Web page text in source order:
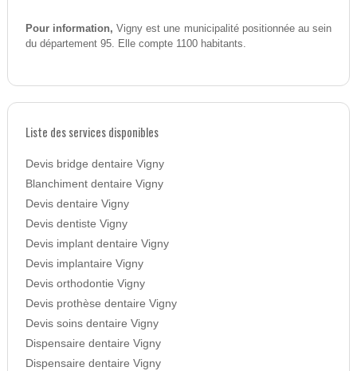
Pour information, Vigny est une municipalité positionnée au sein
du département 95. Elle compte 1100 habitants.
Liste des services disponibles
Devis bridge dentaire Vigny
Blanchiment dentaire Vigny
Devis dentaire Vigny
Devis dentiste Vigny
Devis implant dentaire Vigny
Devis implantaire Vigny
Devis orthodontie Vigny
Devis prothèse dentaire Vigny
Devis soins dentaire Vigny
Dispensaire dentaire Vigny
Dispensaire dentaire Vigny